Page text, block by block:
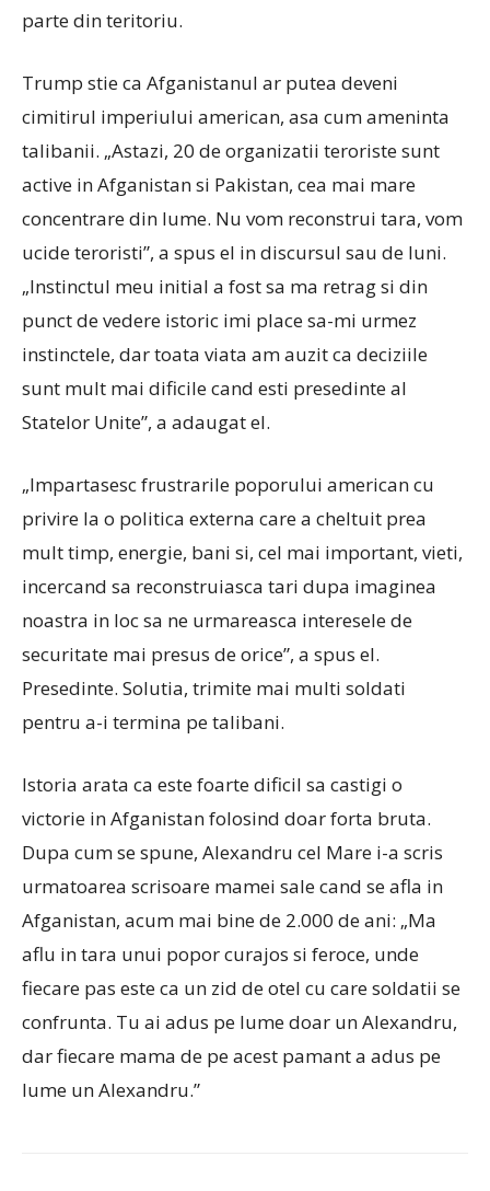
parte din teritoriu.
Trump stie ca Afganistanul ar putea deveni
cimitirul imperiului american, asa cum ameninta
talibanii. „Astazi, 20 de organizatii teroriste sunt
active in Afganistan si Pakistan, cea mai mare
concentrare din lume. Nu vom reconstrui tara, vom
ucide teroristi”, a spus el in discursul sau de luni.
„Instinctul meu initial a fost sa ma retrag si din
punct de vedere istoric imi place sa-mi urmez
instinctele, dar toata viata am auzit ca deciziile
sunt mult mai dificile cand esti presedinte al
Statelor Unite”, a adaugat el.
„Impartasesc frustrarile poporului american cu
privire la o politica externa care a cheltuit prea
mult timp, energie, bani si, cel mai important, vieti,
incercand sa reconstruiasca tari dupa imaginea
noastra in loc sa ne urmareasca interesele de
securitate mai presus de orice”, a spus el.
Presedinte. Solutia, trimite mai multi soldati
pentru a-i termina pe talibani.
Istoria arata ca este foarte dificil sa castigi o
victorie in Afganistan folosind doar forta bruta.
Dupa cum se spune, Alexandru cel Mare i-a scris
urmatoarea scrisoare mamei sale cand se afla in
Afganistan, acum mai bine de 2.000 de ani: „Ma
aflu in tara unui popor curajos si feroce, unde
fiecare pas este ca un zid de otel cu care soldatii se
confrunta. Tu ai adus pe lume doar un Alexandru,
dar fiecare mama de pe acest pamant a adus pe
lume un Alexandru.”